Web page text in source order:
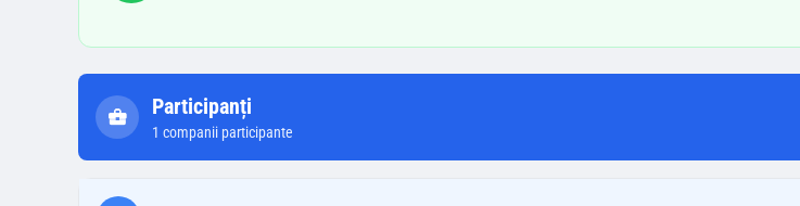
Participanți
1 companii participante